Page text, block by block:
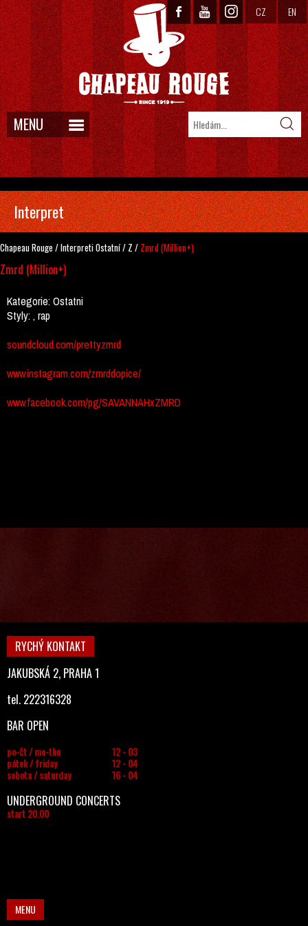
CZ EN
MENU
Interpret
Chapeau Rouge /InterpretiOstatní/ Z / Zmrd (Million+)
Zmrd (Million+)
Kategorie:Ostatni
Styly:, rap
soundcloud.com/prettyzmrd
www.instagram.com/zmrddopice/
www.facebook.com/pg/SAVANNAHxZMRD
RYCHÝ KONTAKT
JAKUBSKÁ 2, PRAHA 1
tel. 222316328
BAR OPEN
po-čt / mo-thu
12 - 03
pátek / friday
12 - 04
sobota / saturday
16 - 04
UNDERGROUND CONCERTS
start 20.00
MENU